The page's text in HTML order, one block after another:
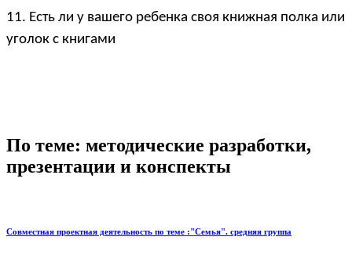
11. Есть ли у вашего ребенка своя книжная полка или
уголок с книгами
По теме: методические разработки,
презентации и конспекты
Совместная проектная деятельность по теме :"Семья". средняя группа